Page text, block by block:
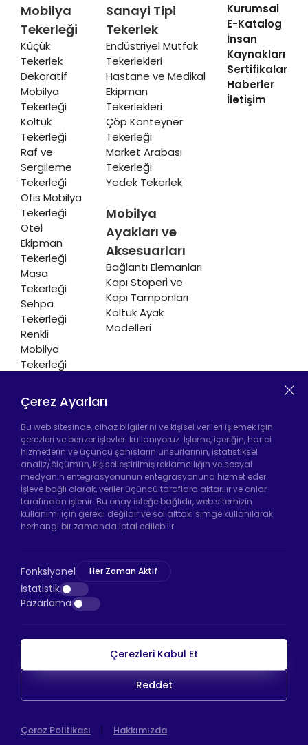
Mobilya
Tekerleği
Küçük
Tekerlek
Dekoratif
Mobilya
Tekerleği
Koltuk
Tekerleği
Raf ve
Sergileme
Tekerleği
Ofis Mobilya
Tekerleği
Otel
Ekipman
Tekerleği
Masa
Tekerleği
Sehpa
Tekerleği
Renkli
Mobilya
Tekerleği
Isıtıcı
Tekerleği
Sanayi Tipi
Tekerlek
Endüstriyel Mutfak
Tekerlekleri
Hastane ve Medikal
Ekipman
Tekerlekleri
Çöp Konteyner
Tekerleği
Market Arabası
Tekerleği
Yedek Tekerlek
Mobilya
Ayakları ve
Aksesuarları
Bağlantı Elemanları
Kapı Stoperi ve
Kapı Tamponları
Koltuk Ayak
Modelleri
Kurumsal
E-Katalog
İnsan
Kaynakları
Sertifikalar
Haberler
İletişim
Hadımköy Fabrika:Atatürk Sanayi Bölgesi
Ömerli Mah. Uzunçayır Cad. No:11 Hadımköy,
34555 Arnavutköy/İstanbul
Telefon:+90 212 640 66 46
Bayrampaşa Mağaza:Kocatepe Mah. 50. Yıl
Cad. No: 69/A Bayrampaşa /İstanbul
Telefon:+90 530 044 64 87
HTS Ödeme
WEB
TASARIM
İSTANBUL WEB TASARIM AJANSI - PENTA
Çerez Ayarları
Bu web sitesinde, cihaz bilgilerini ve kişisel verileri işlemek için
çerezleri ve benzer işlevleri kullanıyoruz. İşleme, içeriğin, harici
hizmetlerin ve üçüncü şahısların unsurlarının, istatistiksel
analiz/ölçümün, kişiselleştirilmiş reklamcılığın ve sosyal
medyanın entegrasyonunun entegrasyonuna hizmet eder.
İşleve bağlı olarak, veriler üçüncü taraflara aktarılır ve onlar
tarafından işlenir. Bu onay isteğe bağlıdır, web sitemizin
kullanımı için gerekli değildir ve sol alttaki simge kullanılarak
herhangi bir zamanda iptal edilebilir.
Fonksiyonel Her Zaman Aktif
İstatistik
Pazarlama
Çerezleri Kabul Et
Reddet
Çerez Politikası | Hakkımızda